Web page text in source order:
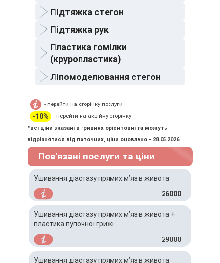
Підтяжка стегон
Підтяжка рук
Пластика гомілки
(круропластика)
Ліпомоделювання стегон
- перейти на сторінку послуги
-10%
- перейти на акційну сторінку
*всі ціни вказані в гривнях орієнтовні та можуть
відрізнятися від поточних, ціни оновлено - 28.05.2026
Пов'язані послуги та ціни
Ушивання діастазу прямих м’язів живота
26000
Ушивання діастазу прямих м’язів живота +
пластика пупочної грижі
29000
Ушивання діастазу прямих мʼязів живота